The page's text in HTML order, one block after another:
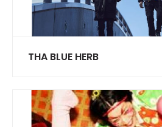
THA BLUE HERB